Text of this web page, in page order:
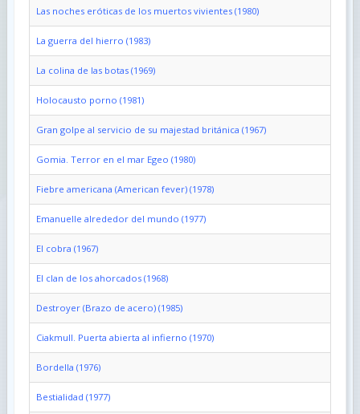
Las noches eróticas de los muertos vivientes (1980)
La guerra del hierro (1983)
La colina de las botas (1969)
Holocausto porno (1981)
Gran golpe al servicio de su majestad británica (1967)
Gomia. Terror en el mar Egeo (1980)
Fiebre americana (American fever) (1978)
Emanuelle alrededor del mundo (1977)
El cobra (1967)
El clan de los ahorcados (1968)
Destroyer (Brazo de acero) (1985)
Ciakmull. Puerta abierta al infierno (1970)
Bordella (1976)
Bestialidad (1977)